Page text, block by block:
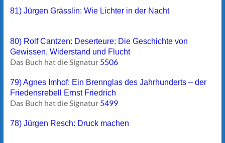
81) Jürgen Grässlin: Wie Lichter in der Nacht
80) Rolf Cantzen: Deserteure: Die Geschichte von
Gewissen, Widerstand und Flucht
Das Buch hat die Signatur 5506
79) Agnes Imhof: Ein Brennglas des Jahrhunderts – der
Friedensrebell Ernst Friedrich
Das Buch hat die Signatur 5499
78) Jürgen Resch: Druck machen